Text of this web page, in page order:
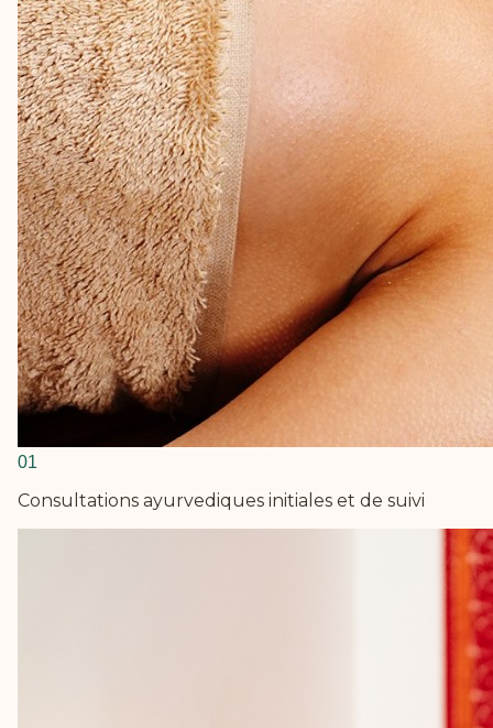
01
Consultations ayurvediques initiales et de suivi